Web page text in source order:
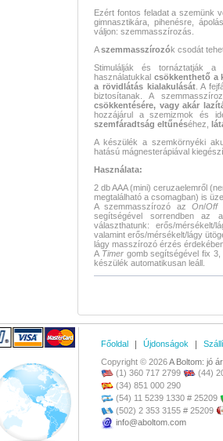
Ezért fontos feladat a szemünk
gimnasztikára, pihenésre,
váljon: szemmasszírozás.
Aszemmasszírozók csodát
Stimulálják és tornáztatják a
használatukkal csökkenthető a
a rövidlátás kialakulását. A
biztosítanak. A
csökkentésére, vagy akár
hozzájárul a szemizmok és
szemfáradtság eltűnéséhez,
A készülék a szemkörnyéki
hatású mágnesterápiával
Használata:
2 db AAA (mini) ceruzaelemről
megtalálható a csomagban) is
A szemmasszírozó az On/Off
segítségével sorrendben
választhatunk: erős/mérsékelt/
valamint erős/mérsékelt/lágy
lágy masszírozó érzés
A Timergomb segítségével fix 3,
készülék automatikusan leáll.
Főoldal Újdonságok
Copyright © 2026A Boltom: jó
(1) 360 717 2799
(44)
(34) 851 000 290
(54) 11 5239 1330 # 25209
(502) 2 353 3155 # 25209
info@aboltom.com